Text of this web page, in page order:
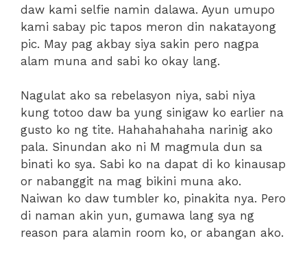
daw kami selfie namin dalawa. Ayun umupo
kami sabay pic tapos meron din nakatayong
pic. May pag akbay siya sakin pero nagpa
alam muna and sabi ko okay lang.
Nagulat ako sa rebelasyon niya, sabi niya
kung totoo daw ba yung sinigaw ko earlier na
gusto ko ng tite. Hahahahahaha narinig ako
pala. Sinundan ako ni M magmula dun sa
binati ko sya. Sabi ko na dapat di ko kinausap
or nabanggit na mag bikini muna ako.
Naiwan ko daw tumbler ko, pinakita nya. Pero
di naman akin yun, gumawa lang sya ng
reason para alamin room ko, or abangan ako.